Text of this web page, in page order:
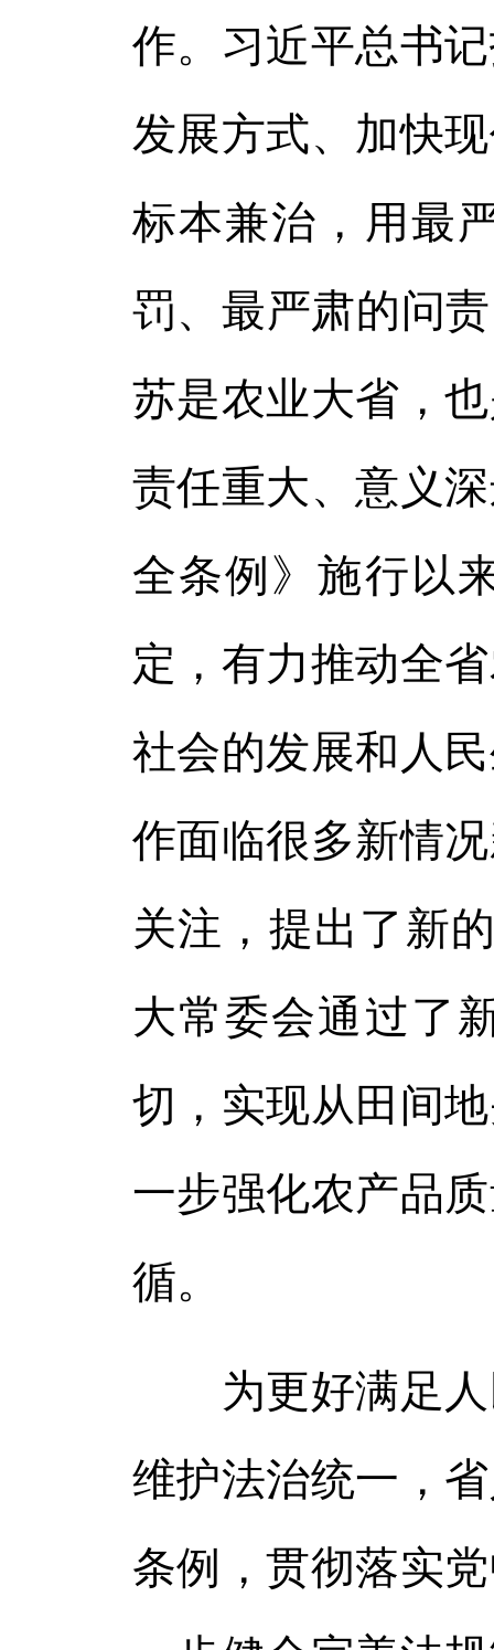
作。习近平总书
发展方式、加快
标本兼治，用最
罚、最严肃的问
苏是农业大省，
责任重大、意义
全条例》施行以
定，有力推动全
社会的发展和人
作面临很多新情
关注，提出了新
大常委会通过了
切，实现从田间
一步强化农产品
循。
为更好满足人
维护法治统一，
条例，贯彻落实